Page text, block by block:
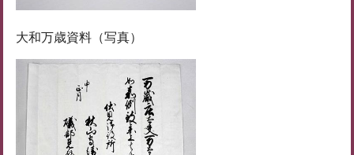
大和万歳資料（写真）